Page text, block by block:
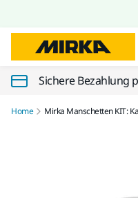
Sichere Bezahlung
Home Mirka Manschetten KIT: